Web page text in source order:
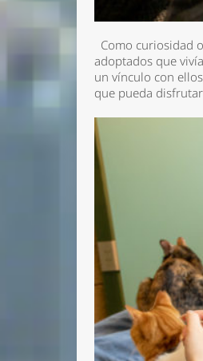
Como curiosidad
adoptados que
un vínculo con
que pueda